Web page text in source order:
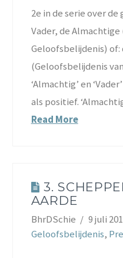
2e in de serie over
Vader, de
Geloofsbelijdenis)
(Geloofsbelijdenis
‘Almachtig’ en
als positief.
Read More
3.
AARDE
BhrDSchie
9 juli
Geloofsbelijdenis,